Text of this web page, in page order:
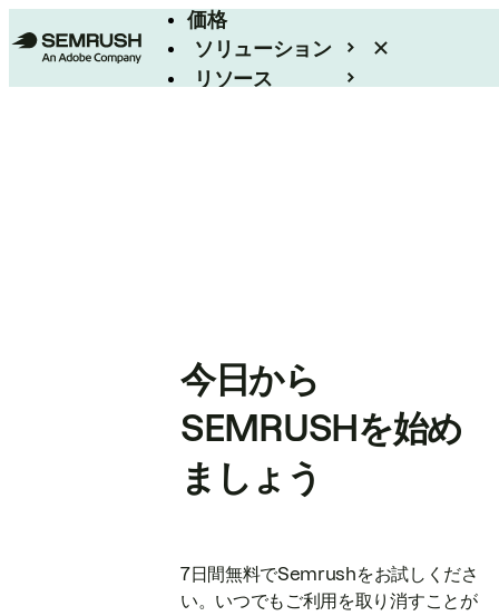
価格
ソリューション
リソース
今日から
SEMRUSHを始め
ましょう
7日間無料でSemrushをお試しくださ
い。いつでもご利用を取り消すことが